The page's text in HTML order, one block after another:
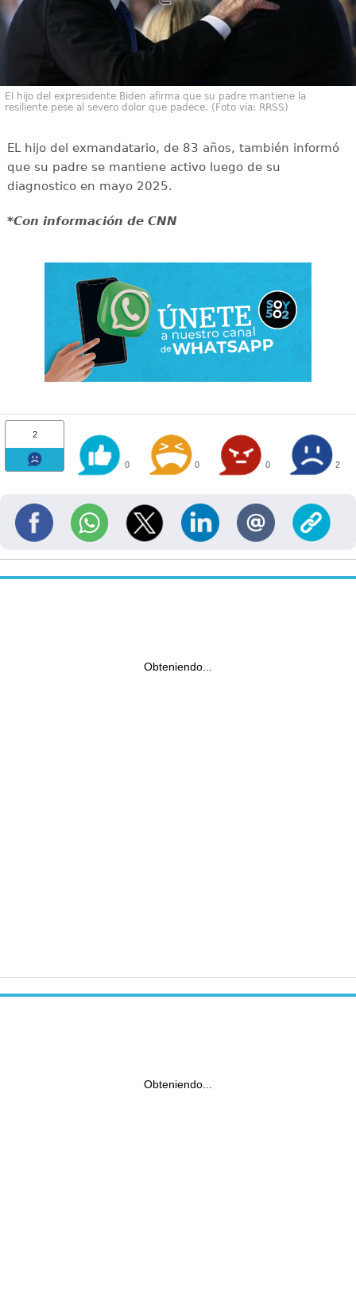
El hijo del expresidente Biden afirma que su padre mantiene la
resiliente pese al severo dolor que padece. (Foto vía: RRSS)
EL hijo del exmandatario, de 83 años, también informó
que su padre se mantiene activo luego de su
diagnostico en mayo 2025.
*Con información de CNN
2
0 0 0 2
Obteniendo...
Obteniendo...